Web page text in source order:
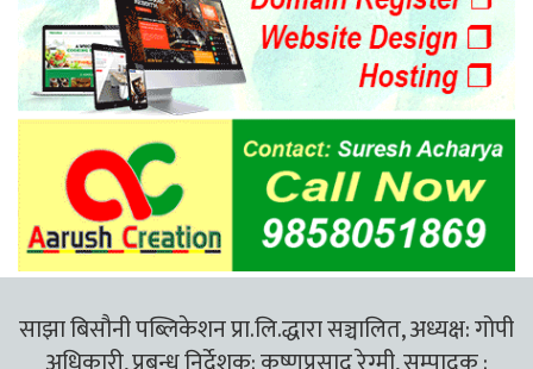
साझा बिसौनी पब्लिकेशन प्रा.लि.द्धारा सञ्चालित, अध्यक्ष: गोपी